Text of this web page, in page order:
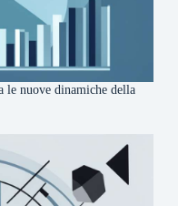
le nuove dinamiche della